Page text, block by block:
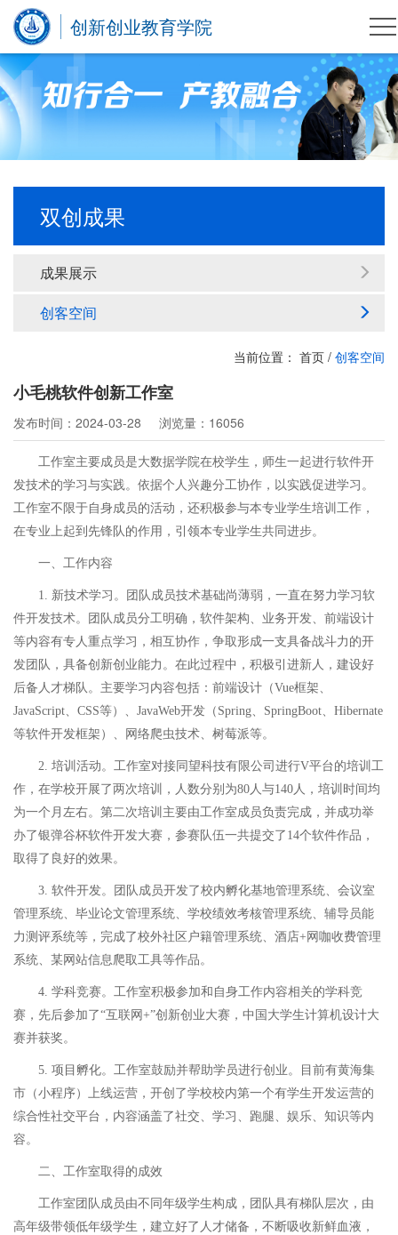
创新创业教育学院
双创成果
成果展示
创客空间
当前位置： 首页 / 创客空间
小毛桃软件创新工作室
发布时间：2024-03-28 浏览量：16056
工作室主要成员是大数据学院在校学生，师生一起进行软件开
发技术的学习与实践。依据个人兴趣分工协作，以实践促进学习。
工作室不限于自身成员的活动，还积极参与本专业学生培训工作，
在专业上起到先锋队的作用，引领本专业学生共同进步。
一、工作内容
1. 新技术学习。团队成员技术基础尚薄弱，一直在努力学习软
件开发技术。团队成员分工明确，软件架构、业务开发、前端设计
等内容有专人重点学习，相互协作，争取形成一支具备战斗力的开
发团队，具备创新创业能力。在此过程中，积极引进新人，建设好
后备人才梯队。主要学习内容包括：前端设计（Vue框架、
JavaScript、CSS等）、JavaWeb开发（Spring、SpringBoot、Hibernate
等软件开发框架）、网络爬虫技术、树莓派等。
2. 培训活动。工作室对接同望科技有限公司进行V平台的培训工
作，在学校开展了两次培训，人数分别为80人与140人，培训时间均
为一个月左右。第二次培训主要由工作室成员负责完成，并成功举
办了银弹谷杯软件开发大赛，参赛队伍一共提交了14个软件作品，
取得了良好的效果。
3. 软件开发。团队成员开发了校内孵化基地管理系统、会议室
管理系统、毕业论文管理系统、学校绩效考核管理系统、辅导员能
力测评系统等，完成了校外社区户籍管理系统、酒店+网咖收费管理
系统、某网站信息爬取工具等作品。
4. 学科竞赛。工作室积极参加和自身工作内容相关的学科竞
赛，先后参加了“互联网+”创新创业大赛，中国大学生计算机设计大
赛并获奖。
5. 项目孵化。工作室鼓励并帮助学员进行创业。目前有黄海集
市（小程序）上线运营，开创了学校校内第一个有学生开发运营的
综合性社交平台，内容涵盖了社交、学习、跑腿、娱乐、知识等内
容。
二、 工作室取得的成效
工作室团队成员由不同年级学生构成，团队具有梯队层次，由
高年级带领低年级学生，建立好了人才储备，不断吸收新鲜血液，